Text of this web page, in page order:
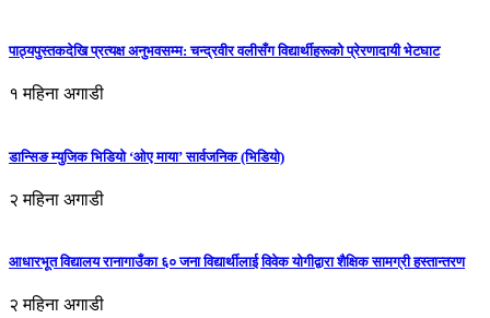
पाठ्यपुस्तकदेखि प्रत्यक्ष अनुभवसम्म: चन्द्रवीर वलीसँग विद्यार्थीहरूको प्रेरणादायी भेटघाट
१ महिना अगाडी
डान्सिङ म्युजिक भिडियो ‘ओए माया’ सार्वजनिक (भिडियो)
२ महिना अगाडी
आधारभूत विद्यालय रानागाउँका ६० जना विद्यार्थीलाई विवेक योगीद्वारा शैक्षिक सामग्री हस्तान्तरण
२ महिना अगाडी